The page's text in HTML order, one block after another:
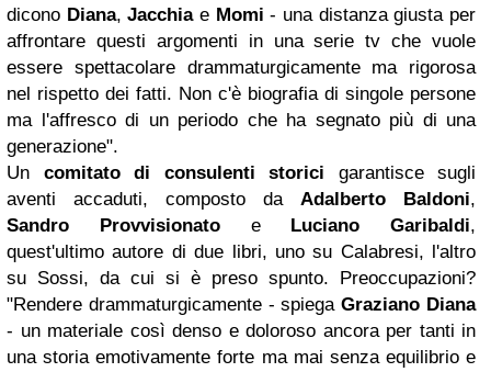
dicono Diana,Jacchiae Momi - una distanza giusta per
affrontare questi argomenti in una serie tv che vuole
essere spettacolare drammaturgicamente ma rigorosa
nel rispetto dei fatti. Non c'è biografia di singole persone
ma l'affresco di un periodo che ha segnato più di una
generazione".
Un comitato di consulenti storici garantisce sugli
aventi accaduti, composto da Adalberto Baldoni,
Sandro Provvisionatoe Luciano Garibaldi,
quest'ultimo autore di due libri, uno su Calabresi, l'altro
su Sossi, da cui si è preso spunto. Preoccupazioni?
"Rendere drammaturgicamente - spiegaGraziano Diana
- un materiale così denso e doloroso ancora per tanti in
una storia emotivamente forte ma mai senza equilibrio e